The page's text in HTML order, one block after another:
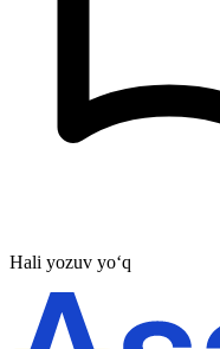
Hali yozuv yo‘q